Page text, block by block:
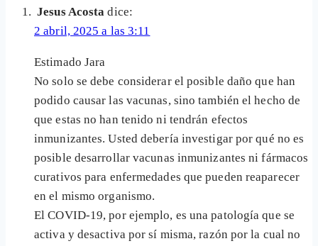
Jesus Acosta dice:
2 abril, 2025 a las 3:11
Estimado Jara
No solo se debe considerar el posible daño que han
podido causar las vacunas, sino también el hecho de
que estas no han tenido ni tendrán efectos
inmunizantes. Usted debería investigar por qué no es
posible desarrollar vacunas inmunizantes ni fármacos
curativos para enfermedades que pueden reaparecer
en el mismo organismo.
El COVID-19, por ejemplo, es una patología que se
activa y desactiva por sí misma, razón por la cual no